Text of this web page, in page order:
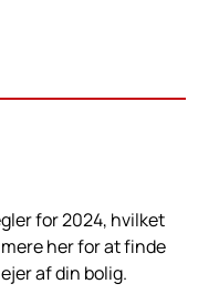
for 2024, hvilket
her for at finde
af din bolig.